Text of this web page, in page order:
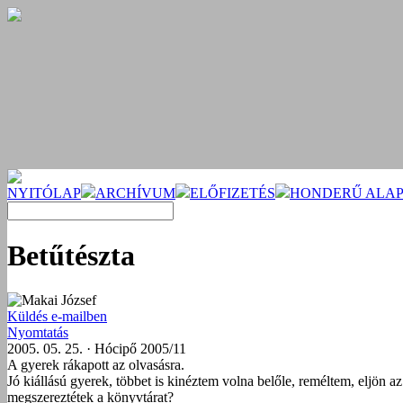
NYITÓLAP ARCHÍVUM ELŐFIZETÉS HONDERŰ
Betűtészta
Makai József
Küldés e-mailben
Nyomtatás
2005. 05. 25. · Hócipő 2005/11
A gyerek rákapott az olvasásra.
Jó kiállású gyerek, többet is kinéztem volna belőle, reméltem, eljön
megszereztétek a könyvtárat?